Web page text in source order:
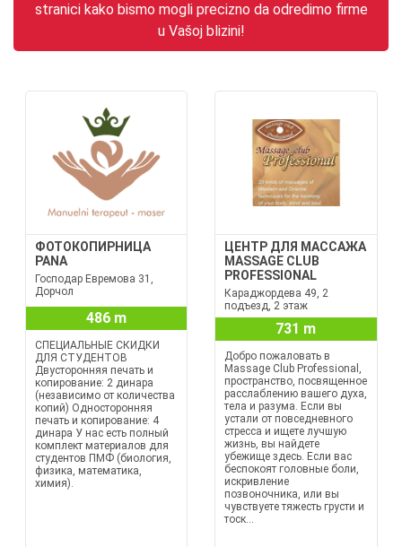
stranici kako bismo mogli precizno da odredimo firme
u Vašoj blizini!
ФОТОКОПИРНИЦА
PANA
Господар Евремова 31,
Дорчол
486 m
СПЕЦИАЛЬНЫЕ СКИДКИ
ДЛЯ СТУДЕНТОВ
Двусторонняя печать и
копирование: 2 динара
(независимо от количества
копий) Односторонняя
печать и копирование: 4
динара У нас есть полный
комплект материалов для
студентов ПМФ (биология,
физика, математика,
химия).
ЦЕНТР ДЛЯ МАССАЖА
MASSAGE CLUB
PROFESSIONAL
Караджордева 49, 2
подъезд, 2 этаж
731 m
Добро пожаловать в
Massage Club Professional,
пространство, посвященное
расслаблению вашего духа,
тела и разума. Если вы
устали от повседневного
стресса и ищете лучшую
жизнь, вы найдете
убежище здесь. Если вас
беспокоят головные боли,
искривление
позвоночника, или вы
чувствуете тяжесть грусти и
тоск...